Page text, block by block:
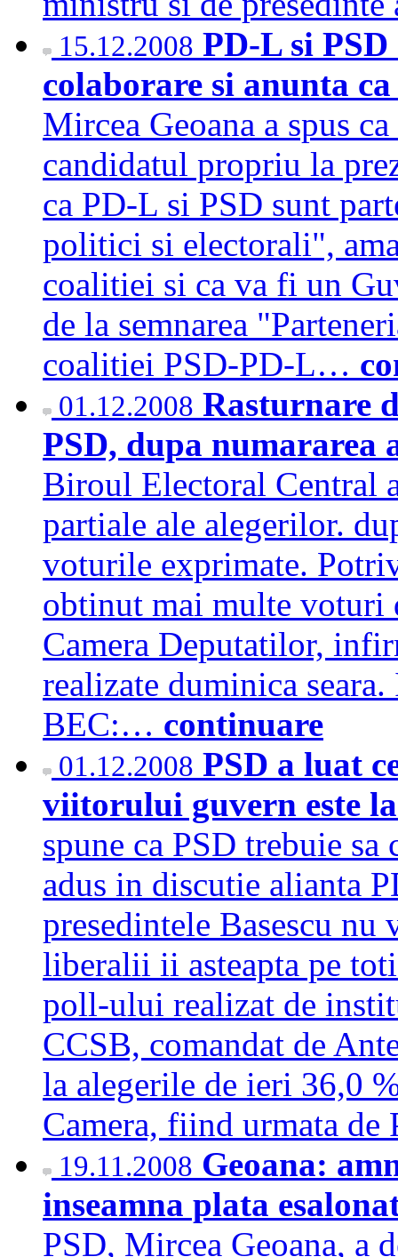
15.12.2008 PD-L si PSD
colaborare si anunta
Mircea Geoana a spus
candidatul propriu la
ca PD-L si PSD sunt
politici si electorali",
coalitiei si ca va fi un
de la semnarea
coalitiei PSD-PD-L…
01.12.2008 Rasturnare
PSD, dupa
Biroul Electoral Central
partiale ale alegerilor.
voturile exprimate.
obtinut mai multe voturi
Camera Deputatilor,
realizate duminica
BEC:… continuare
01.12.2008 PSD a luat
viitorului guvern este
spune ca PSD trebuie
adus in discutie alianta
presedintele Basescu
liberalii ii asteapta pe
poll-ului realizat de
CCSB, comandat de
la alegerile de ieri 36,0
Camera, fiind urmata
19.11.2008 Geoana:
inseamna plata
PSD, Mircea Geoana, a